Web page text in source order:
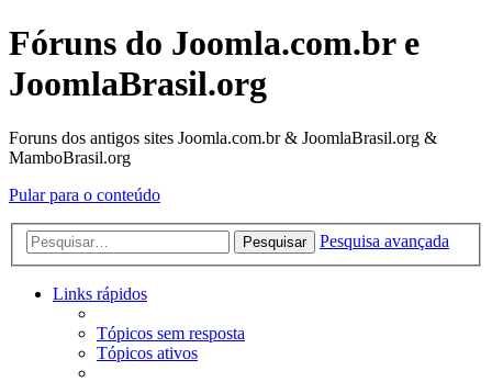
Fóruns do Joomla.com.br e
JoomlaBrasil.org
Foruns dos antigos sites Joomla.com.br & JoomlaBrasil.org &
MamboBrasil.org
Pular para o conteúdo
Pesquisar Pesquisa avançada
Links rápidos
Tópicos sem resposta
Tópicos ativos